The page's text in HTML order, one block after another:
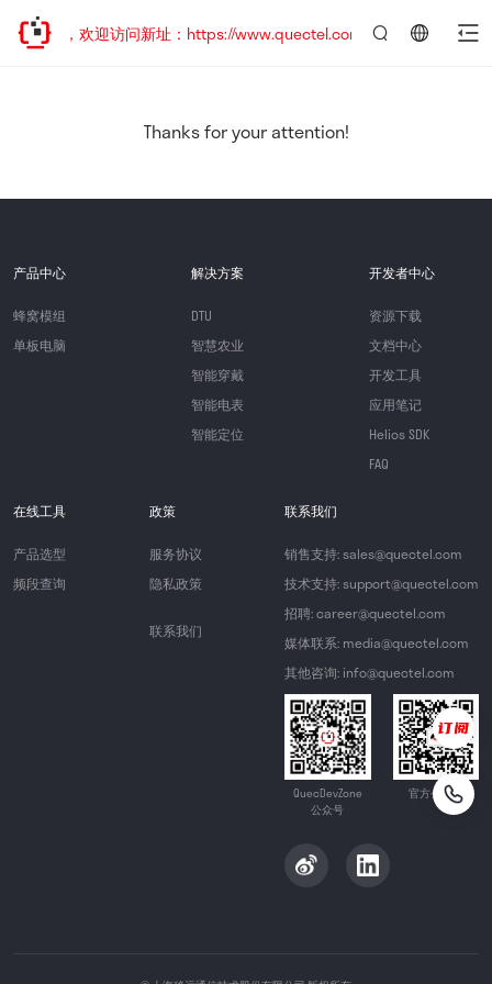
已迁移，欢迎访问新址：https://www.quectel.com.cn
Thanks for your attention!
产品中心
蜂窝模组
单板电脑
解决方案
DTU
智慧农业
智能穿戴
智能电表
智能定位
开发者中心
资源下载
文档中心
开发工具
应用笔记
Helios SDK
FAQ
在线工具
产品选型
频段查询
政策
服务协议
隐私政策
联系我们
联系我们
销售支持: sales@quectel.com
技术支持: support@quectel.com
招聘: career@quectel.com
媒体联系: media@quectel.com
其他咨询: info@quectel.com
QuecDevZone
公众号
官方公众号